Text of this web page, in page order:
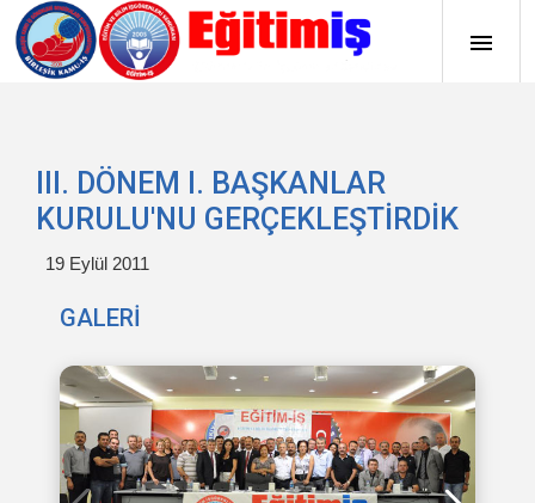
III. DÖNEM I. BAŞKANLAR
KURULU'NU GERÇEKLEŞTİRDİK
19 Eylül 2011
GALERİ